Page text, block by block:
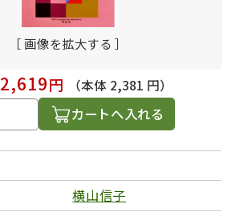
［ 画像を拡大する ］
2,619円
（本体 2,381 円）
カートへ入れる
横山信子